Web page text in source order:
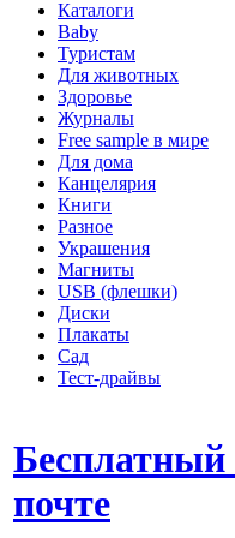
Каталоги
Baby
Туристам
Для животных
Здоровье
Журналы
Free sample в мире
Для дома
Канцелярия
Книги
Разное
Украшения
Магниты
USB (флешки)
Диски
Плакаты
Сад
Тест-драйвы
почте